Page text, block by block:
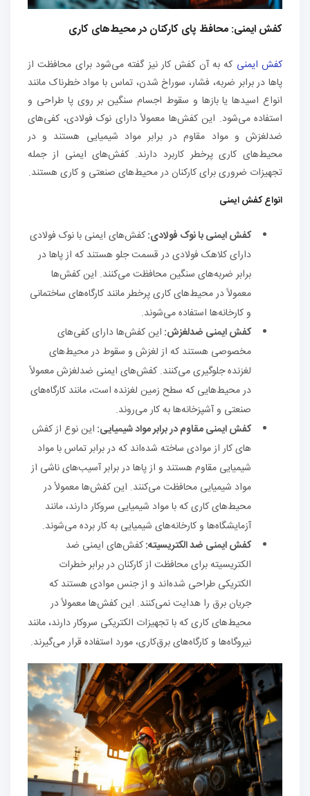
کفش‌ ایمنی: محافظ پای کارکنان در محیط‌های کاری
کفش‌ ایمنی که به آن کفش کار نیز گفته می‌شود برای محافظت از
پاها در برابر ضربه، فشار، سوراخ شدن، تماس با مواد خطرناک مانند
انواع اسیدها یا بازها و سقوط اجسام سنگین بر روی پا طراحی و
استفاده می‌شود. این کفش‌ها معمولاً دارای نوک فولادی، کفی‌های
ضدلغزش و مواد مقاوم در برابر مواد شیمیایی هستند و در
محیط‌های کاری پرخطر کاربرد دارند. کفش‌های ایمنی از جمله
تجهیزات ضروری برای کارکنان در محیط‌های صنعتی و کاری هستند.
انواع کفش‌ ایمنی
کفش‌ ایمنی با نوک فولادی:کفش‌های ایمنی با نوک فولادی
دارای کلاهک فولادی در قسمت جلو هستند که از پاها در
برابر ضربه‌های سنگین محافظت می‌کنند. این کفش‌ها
معمولاً در محیط‌های کاری پرخطر مانند کارگاه‌های ساختمانی
و کارخانه‌ها استفاده می‌شوند.
کفش‌ ایمنی ضدلغزش: این کفش‌ها دارای کفی‌های
مخصوصی هستند که از لغزش و سقوط در محیط‌های
لغزنده جلوگیری می‌کنند. کفش‌های ایمنی ضدلغزش معمولاً
در محیط‌هایی که سطح زمین لغزنده است، مانند کارگاه‌های
صنعتی و آشپزخانه‌ها به کار می‌روند.
کفش‌ ایمنی مقاوم در برابر مواد شیمیایی: این نوع از کفش
های کار از موادی ساخته شده‌اند که در برابر تماس با مواد
شیمیایی مقاوم هستند و از پاها در برابر آسیب‌های ناشی از
مواد شیمیایی محافظت می‌کنند. این کفش‌ها معمولاً در
محیط‌های کاری که با مواد شیمیایی سروکار دارند، مانند
آزمایشگاه‌ها و کارخانه‌های شیمیایی به کار برده می‌شوند.
کفش‌ ایمنی ضد الکتریسیته:کفش‌های ایمنی ضد
الکتریسیته برای محافظت از کارکنان در برابر خطرات
الکتریکی طراحی شده‌اند و از جنس موادی هستند که
جریان برق را هدایت نمی‌کنند. این کفش‌ها معمولاً در
محیط‌های کاری که با تجهیزات الکتریکی سروکار دارند، مانند
نیروگاه‌ها و کارگاه‌های برق‌کاری، مورد استفاده قرار می‌گیرند.